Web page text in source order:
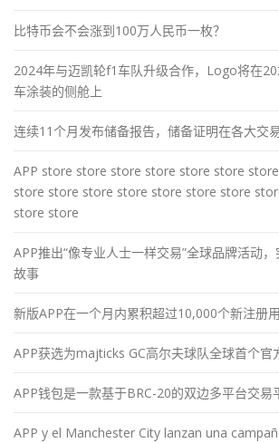
比特币会不会涨到100万人民币一枚？
2024年与迈凯轮f1车队升级合作，Logo将在
车涂装的侧舱上
连续11个月发布储备报告，储备证明在各大交
APP store store store store store store
store store store store store store store
store store
APP推出“像专业人士一样交易”全球品牌活动
故事
新版APP在一个月内累积超过10,000个新注册
APP获选为majticks GC高尔夫球队全球首个官
APP钱包是一款基于BRC-20的双边多平台交易
APP y el Manchester City lanzan una